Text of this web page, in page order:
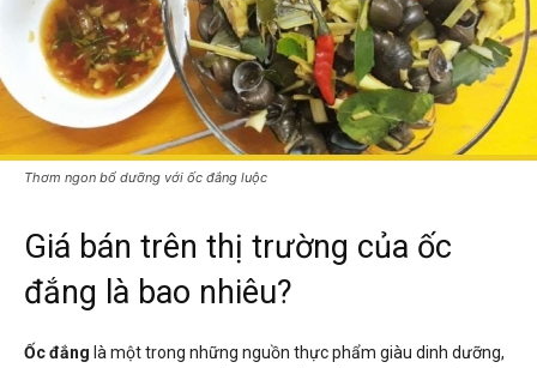
Thơm ngon bổ dưỡng với ốc đắng luộc
Giá bán trên thị trường của ốc
đắng là bao nhiêu?
Ốc đắng là một trong những nguồn thực phẩm giàu dinh dưỡng,